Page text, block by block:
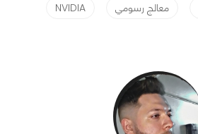
معالج رسومي
NVIDIA